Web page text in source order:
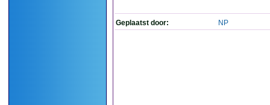
Geplaatst door: NP